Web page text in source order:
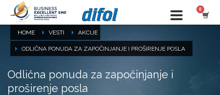
HOME VESTI AKCIJE
ODLIČNA PONUDA ZA ZAPOČINJANJE I PROŠIRENJE POSLA
Odlična ponuda za započinjanje i
proširenje posla